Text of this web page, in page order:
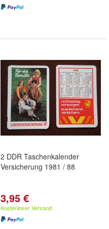
2 DDR Taschenkalender
Versicherung 1981 / 88
3,95 €
Kostenloser Versand